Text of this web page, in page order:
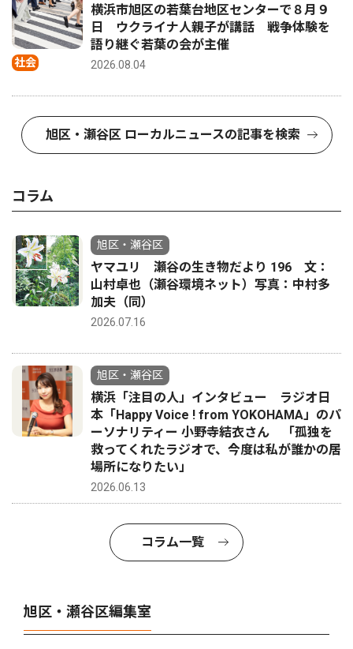
社会
横浜市旭区の若葉台地区センターで８月９
日 ウクライナ人親子が講話 戦争体験を
語り継ぐ若葉の会が主催
2026.08.04
旭区・瀬谷区 ローカルニュースの記事を検索
コラム
旭区・瀬谷区
ヤマユリ 瀬谷の生き物だより 196 文：
山村卓也（瀬谷環境ネット）写真：中村多
加夫（同）
2026.07.16
旭区・瀬谷区
横浜「注目の人」インタビュー ラジオ日
本「Happy Voice ! from YOKOHAMA」のパ
ーソナリティー 小野寺結衣さん 「孤独を
救ってくれたラジオで、今度は私が誰かの居
場所になりたい」
2026.06.13
コラム一覧
旭区・瀬谷区編集室